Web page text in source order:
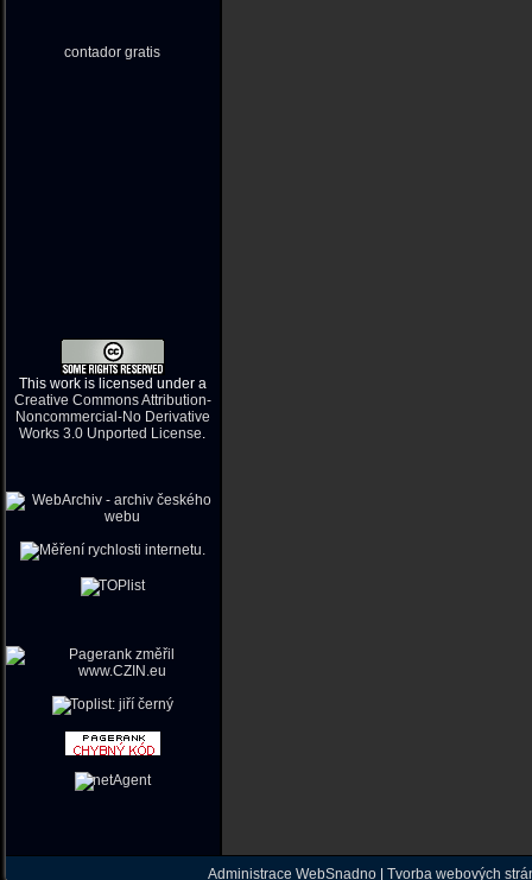
contador gratis
This work is licensed under a
Creative Commons Attribution-
Noncommercial-No Derivative
Works 3.0 Unported License.
Administrace WebSnadno Tvorba webových